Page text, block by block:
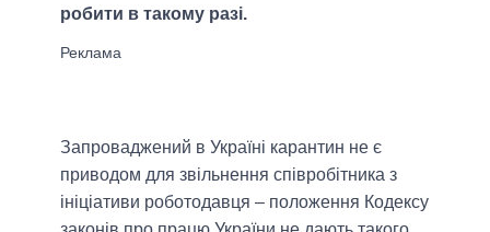
робити в такому разі.
Запроваджений в Україні карантин не є
приводом для звільнення співробітника з
ініціативи роботодавця – положення Кодексу